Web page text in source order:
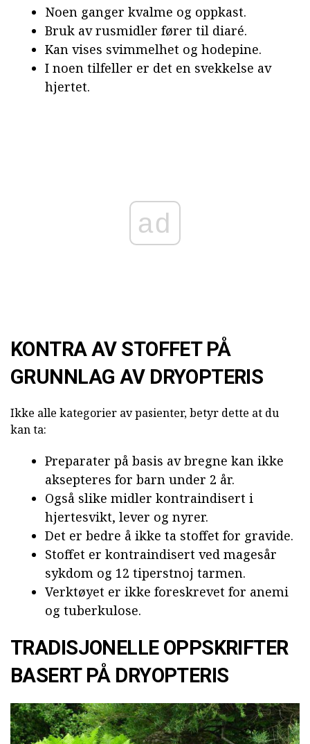
Noen ganger kvalme og oppkast.
Bruk av rusmidler fører til diaré.
Kan vises svimmelhet og hodepine.
I noen tilfeller er det en svekkelse av
hjertet.
ad
KONTRA AV STOFFET PÅ
GRUNNLAG AV DRYOPTERIS
Ikke alle kategorier av pasienter, betyr dette at du
kan ta:
Preparater på basis av bregne kan ikke
aksepteres for barn under 2 år.
Også slike midler kontraindisert i
hjertesvikt, lever og nyrer.
Det er bedre å ikke ta stoffet for gravide.
Stoffet er kontraindisert ved magesår
sykdom og 12 tiperstnoj tarmen.
Verktøyet er ikke foreskrevet for anemi
og tuberkulose.
TRADISJONELLE OPPSKRIFTER
BASERT PÅ DRYOPTERIS